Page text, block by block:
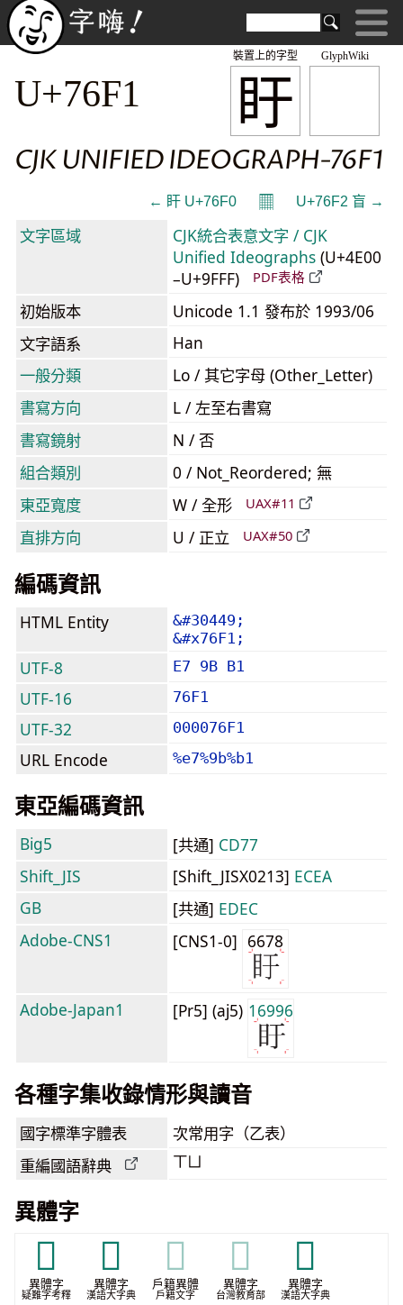
GlyphWiki
盱
裝置上的字型
U+76F1
CJK UNIFIED IDEOGRAPH-76F1
← 盰 U+76F0 𝄜 U+76F2 盲 →
文字區域
CJK統合表意文字 / CJK
Unified Ideographs (U+4E00
–U+9FFF)
PDF表格
初始版本
Unicode 1.1 發布於 1993/06
文字語系
Han
一般分類
Lo / 其它字母 (Other_Letter)
書寫方向
L / 左至右書寫
書寫鏡射
N / 否
組合類別
0 / Not_Reordered; 無
東亞寬度
W / 全形 UAX#11
直排方向 U / 正立 UAX#50
編碼資訊
HTML Entity
&#30449;
&#x76F1;
UTF-8 E7 9B B1
UTF-16 76F1
UTF-32 000076F1
URL Encode %e7%9b%b1
東亞編碼資訊
Big5 [共通] CD77
Shift_JIS
[Shift_JISX0213] ECEA
GB
[共通] EDEC
Adobe-CNS1
[CNS1-0] 6678
Adobe-Japan1 [Pr5] (aj5) 16996
各種字集收錄情形與讀音
國字標準字體表 次常用字（乙表）
重編國語辭典 ㄒㄩ
異體字
𤕐
異體字
疑難字考釋
𥃳
異體字
漢語大字典
𥃳
戶籍異體
戶籍文字
𥃳
異體字
台灣教育部
𥅚
異體字
漢語大字典